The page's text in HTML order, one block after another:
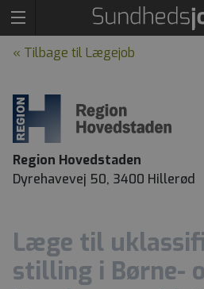
« Tilbage til Lægejob
Region Hovedstaden
Dyrehavevej 50, 3400 Hillerød
Læge til
stilling i Børne-